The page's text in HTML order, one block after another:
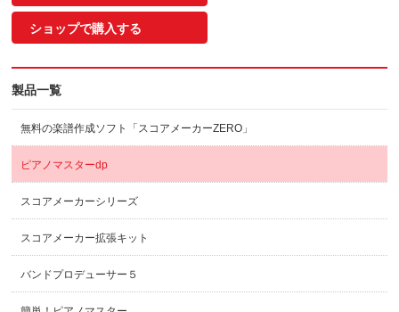
ショップで購入する
製品一覧
無料の楽譜作成ソフト「スコアメーカーZERO」
ピアノマスターdp
スコアメーカーシリーズ
スコアメーカー拡張キット
バンドプロデューサー５